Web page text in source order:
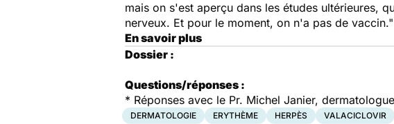
mais on s'est aperçu dans les études ultérieures,
nerveux. Et pour le moment, on n'a pas de vaccin."
En savoir plus
Dossier :
Questions/réponses :
* Réponses avec le Pr. Michel Janier,
DERMATOLOGIE ERYTHÈME HERPÈS VALACICLOVIR